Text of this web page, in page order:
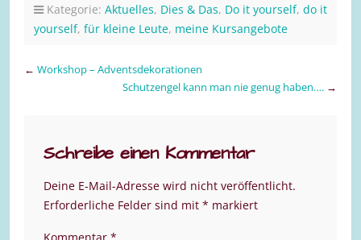
Kategorie: Aktuelles, Dies & Das, Do it yourself, do it
yourself, für kleine Leute, meine Kursangebote
← Workshop – Adventsdekorationen
Schutzengel kann man nie genug haben…. →
Schreibe einen Kommentar
Deine E-Mail-Adresse wird nicht veröffentlicht.
Erforderliche Felder sind mit * markiert